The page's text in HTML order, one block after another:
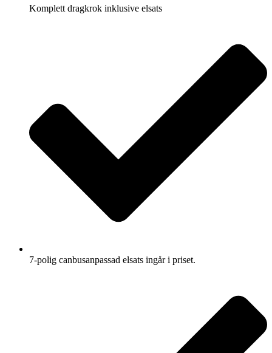
Komplett dragkrok inklusive elsats
7-polig canbusanpassad elsats ingår i priset.